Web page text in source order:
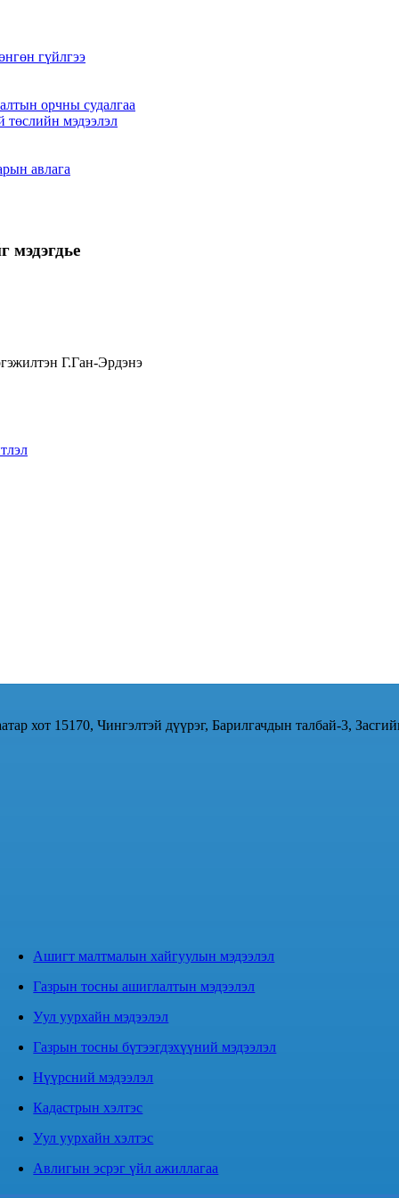
гүйлгээ
орчны судалгаа
төслийн мэдээлэл
авлага
мэдэгдье
Г.Ган-Эрдэнэ
хот 15170, Чингэлтэй дүүрэг, Барилгачдын талбай-3,
Ашигт малтмалын хайгуулын мэдээлэл
Газрын тосны ашиглалтын мэдээлэл
Уул уурхайн мэдээлэл
Газрын тосны бүтээгдэхүүний мэдээлэл
Нүүрсний мэдээлэл
Кадастрын хэлтэс
Уул уурхайн хэлтэс
Авлигын эсрэг үйл ажиллагаа